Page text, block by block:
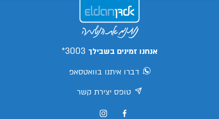
אנחנו זמינים בשבילך 3003*
דברו איתנו בוואטסאפ
טופס יצירת קשר